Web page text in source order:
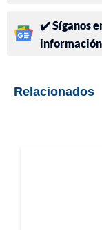
✔️ Síganos
información
Relacionados